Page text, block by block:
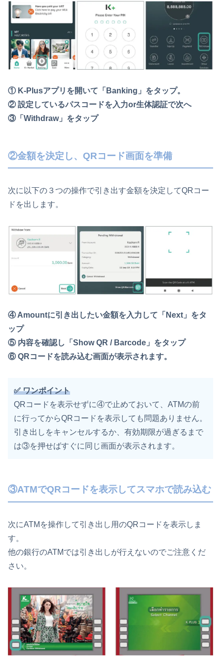
① K-Plusアプリを開いて「Banking」をタップ。
② 設定しているパスコードを入力or生体認証で次へ
③「Withdraw」をタップ
②金額を決定し、QRコード画面を準備
次に以下の３つの操作で引き出す金額を決定してQRコー
ドを出します。
④ Amountに引き出したい金額を入力して「Next」をタ
ップ
⑤ 内容を確認し「Show QR / Barcode」をタップ
⑥ QRコードを読み込む画面が表示されます。
✅ ワンポイント
QRコードを表示せずに④で止めておいて、ATMの前
に行ってからQRコードを表示しても問題ありません。
引き出しをキャンセルするか、有効期限が過ぎるまで
は③を押せばすぐに同じ画面が表示されます。
③ATMでQRコードを表示してスマホで読み込む
次にATMを操作して引き出し用のQRコードを表示しま
す。
他の銀行のATMでは引き出しが行えないのでご注意くだ
さい。